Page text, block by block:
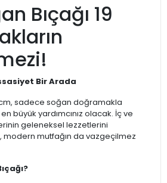
Bıçağı 19
Bir Arada
cm, sadece soğan doğramakla
büyük yardımcınız olacak. İç ve
geleneksel lezzetlerini
modern mutfağın da vazgeçilmez